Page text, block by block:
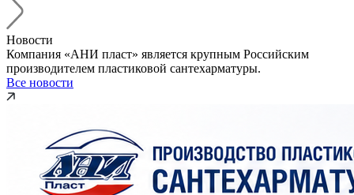
Новости
Компания «АНИ пласт» является крупным Российским
производителем пластиковой сантехарматуры.
Все новости